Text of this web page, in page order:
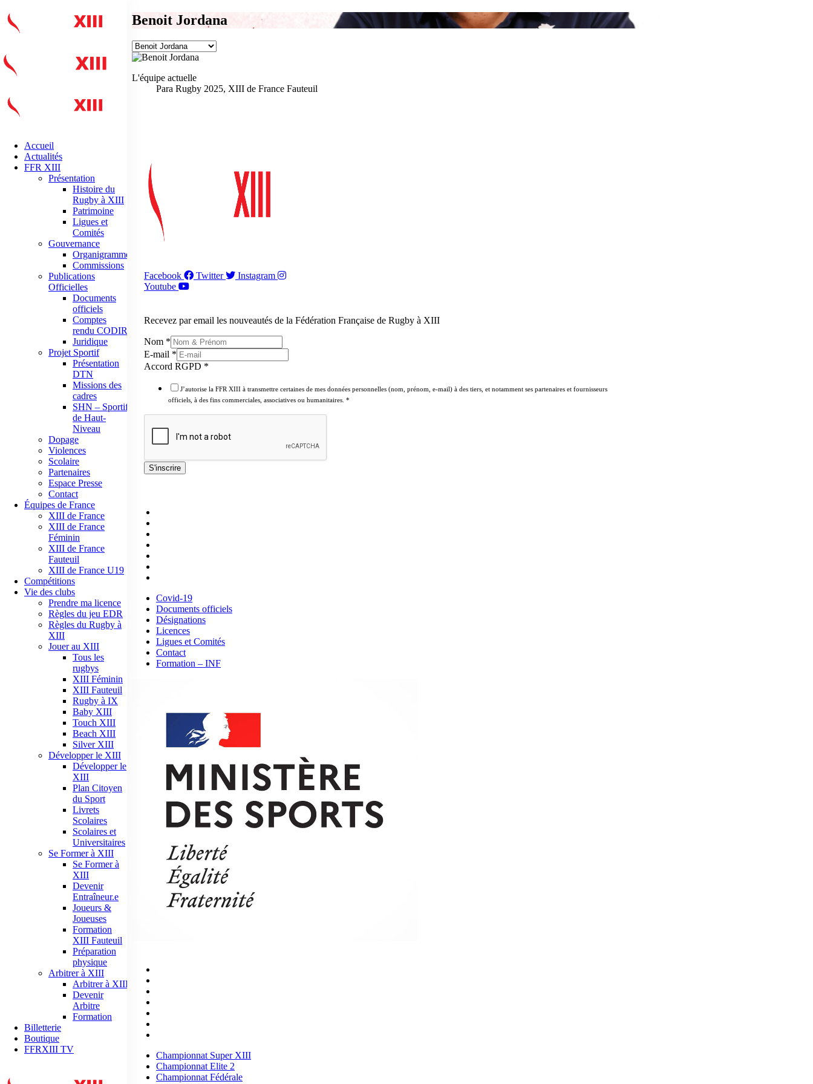
Accueil
Actualités
FFR XIII
Présentation
Histoire du
Rugby à XIII
Patrimoine
Ligues et
Comités
Gouvernance
Organigramme
Commissions
Publications
Officielles
Documents
officiels
Comptes
rendu CODIR
Juridique
Projet Sportif
Présentation
DTN
Missions des
cadres
SHN – Sportif
de Haut-
Niveau
Dopage
Violences
Scolaire
Partenaires
Espace Presse
Contact
Équipes de France
XIII de France
XIII de France
Féminin
XIII de France
Fauteuil
XIII de France U19
Compétitions
Vie des clubs
Prendre ma licence
Règles du jeu EDR
Règles du Rugby à
XIII
Jouer au XIII
Tous les
rugbys
XIII Féminin
XIII Fauteuil
Rugby à IX
Baby XIII
Touch XIII
Beach XIII
Silver XIII
Développer le XIII
Développer le
XIII
Plan Citoyen
du Sport
Livrets
Scolaires
Scolaires et
Universitaires
Se Former à XIII
Se Former à
XIII
Devenir
Entraîneur.e
Joueurs &
Joueuses
Formation
XIII Fauteuil
Préparation
physique
Arbitrer à XIII
Arbitrer à XIII
Devenir
Arbitre
Formation
Billetterie
Boutique
FFRXIII TV
Benoit Jordana
L'équipe actuelle
Para Rugby 2025, XIII de France Fauteuil
Facebook Twitter
Instagram
Youtube
Recevez par email les nouveautés de la Fédération Française de Rugby à XIII
Nom *
E-mail *
Accord RGPD *
J’autorise la FFR XIII à transmettre certaines de mes données personnelles (nom, prénom, e-mail) à des tiers, et notamment ses partenaires et fournisseurs
officiels, à des fins commerciales, associatives ou humanitaires. *
S'inscrire
Covid-19
Documents officiels
Désignations
Licences
Ligues et Comités
Contact
Formation – INF
Championnat Super XIII
Championnat Elite 2
Championnat Fédérale